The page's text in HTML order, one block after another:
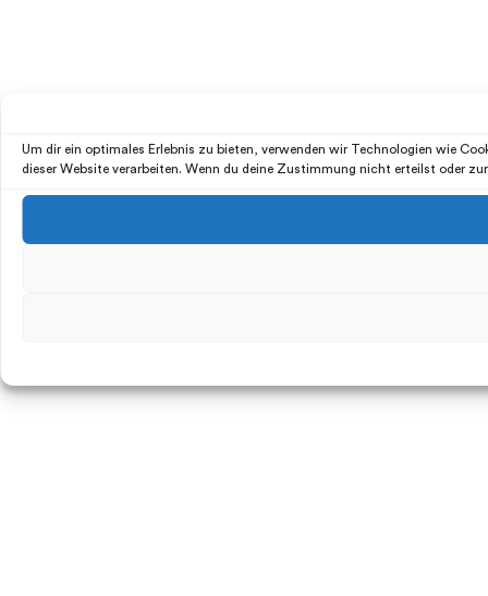
Um dir ein optimales Erlebnis zu bieten, verwenden wir Technologien wie
dieser Website verarbeiten. Wenn du deine Zustimmung nicht erteilst oder